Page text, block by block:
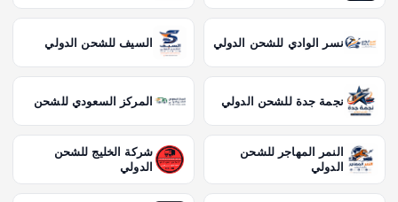
نسر الوادي للشحن الدولي السيف للشحن الدولي
نجمة جدة للشحن الدولي المركز السعودي للشحن
النمر المهاجر للشحن
الدولي
شركة الخليج للشحن
الدولي